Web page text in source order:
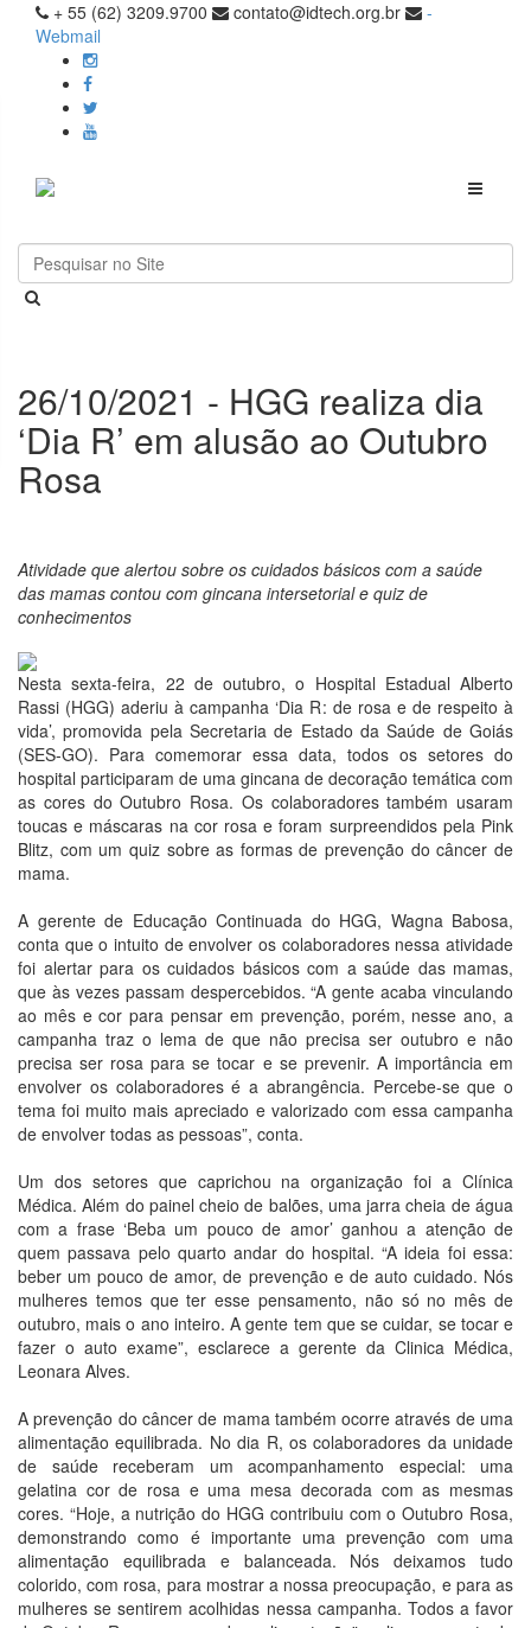
+ 55 (62) 3209.9700 contato@idtech.org.br
-
Webmail
Toggle
26/10/2021 - HGG realiza dia
‘Dia R’ em alusão ao Outubro
Rosa
Atividade que alertou sobre os cuidados básicos com a saúde
das mamas contou com gincana intersetorial e quiz de
conhecimentos
Nesta sexta-feira, 22 de outubro, o Hospital Estadual Alberto
Rassi (HGG) aderiu à campanha ‘Dia R: de rosa e de respeito à
vida’, promovida pela Secretaria de Estado da Saúde de Goiás
(SES-GO). Para comemorar essa data, todos os setores do
hospital participaram de uma gincana de decoração temática com
as cores do Outubro Rosa. Os colaboradores também usaram
toucas e máscaras na cor rosa e foram surpreendidos pela Pink
Blitz, com um quiz sobre as formas de prevenção do câncer de
mama.
A gerente de Educação Continuada do HGG, Wagna Babosa,
conta que o intuito de envolver os colaboradores nessa atividade
foi alertar para os cuidados básicos com a saúde das mamas,
que às vezes passam despercebidos. “A gente acaba vinculando
ao mês e cor para pensar em prevenção, porém, nesse ano, a
campanha traz o lema de que não precisa ser outubro e não
precisa ser rosa para se tocar e se prevenir. A importância em
envolver os colaboradores é a abrangência. Percebe-se que o
tema foi muito mais apreciado e valorizado com essa campanha
de envolver todas as pessoas”, conta.
Um dos setores que caprichou na organização foi a Clínica
Médica. Além do painel cheio de balões, uma jarra cheia de água
com a frase ‘Beba um pouco de amor’ ganhou a atenção de
quem passava pelo quarto andar do hospital. “A ideia foi essa:
beber um pouco de amor, de prevenção e de auto cuidado. Nós
mulheres temos que ter esse pensamento, não só no mês de
outubro, mais o ano inteiro. A gente tem que se cuidar, se tocar e
fazer o auto exame”, esclarece a gerente da Clinica Médica,
Leonara Alves.
A prevenção do câncer de mama também ocorre através de uma
alimentação equilibrada. No dia R, os colaboradores da unidade
de saúde receberam um acompanhamento especial: uma
gelatina cor de rosa e uma mesa decorada com as mesmas
cores. “Hoje, a nutrição do HGG contribuiu com o Outubro Rosa,
demonstrando como é importante uma prevenção com uma
alimentação equilibrada e balanceada. Nós deixamos tudo
colorido, com rosa, para mostrar a nossa preocupação, e para as
mulheres se sentirem acolhidas nessa campanha. Todos a favor